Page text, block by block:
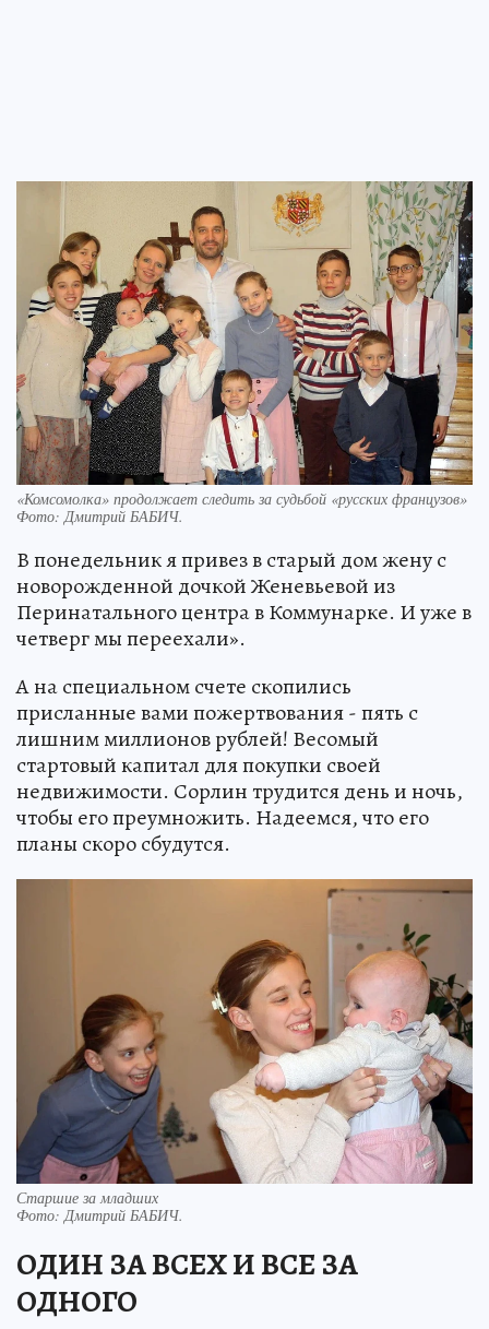
«Комсомолка» продолжает следить за судьбой «русских французов»
Фото:Дмитрий БАБИЧ.
В понедельник я привез в старый дом жену с
новорожденной дочкой Женевьевой из
Перинатального центра в Коммунарке. И уже в
четверг мы переехали».
А на специальном счете скопились
присланные вами пожертвования - пять с
лишним миллионов рублей! Весомый
стартовый капитал для покупки своей
недвижимости. Сорлин трудится день и ночь,
чтобы его преумножить. Надеемся, что его
планы скоро сбудутся.
Старшие за младших
Фото:Дмитрий БАБИЧ.
ОДИН ЗА ВСЕХ И ВСЕ ЗА
ОДНОГО